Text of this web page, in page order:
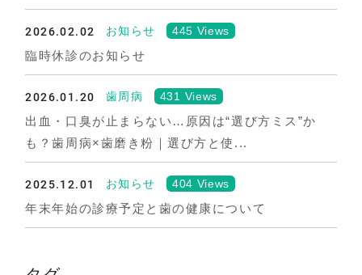
2026.02.02 お知らせ 445 Views
臨時休診のお知らせ
2026.01.20 歯周病 431 Views
出血・口臭が止まらない…原因は“選び方ミス”か
も？歯周病×歯磨き粉｜選び方と使...
2025.12.01 お知らせ 404 Views
年末年始の診療予定と歯の健康について